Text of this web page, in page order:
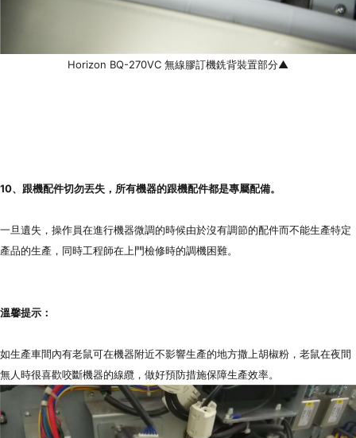
Horizon BQ-270VC 無線膠訂機銑背裝置部分▲
10、跟機配件切勿丟失，所有機器的跟機配件都是專屬配備。
一旦遺失，操作員在進行機器微調的時候由於沒有調節的配件而不能生產特定
產品的生產，同時工程師在上門檢修時的調機困難。
溫馨提示：
如生產車間內有老鼠可在機器附近不影響生產的地方撒上胡椒粉，老鼠在夜間
無人時很喜歡咬斷機器的線纜，做好預防措施保障生產效率。